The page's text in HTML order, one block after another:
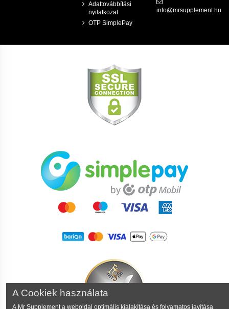
Adattovábbítási
nyilatkozat
OTP SimplePay
info@mrsupplement.hu
A Cookiek használata
A Mr Supplement a weboldal optimális kialakítása és folyamatos javítása